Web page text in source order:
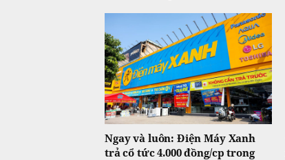
Ngay và luôn: Điện Máy Xanh
trả cổ tức 4.000 đồng/cp trong